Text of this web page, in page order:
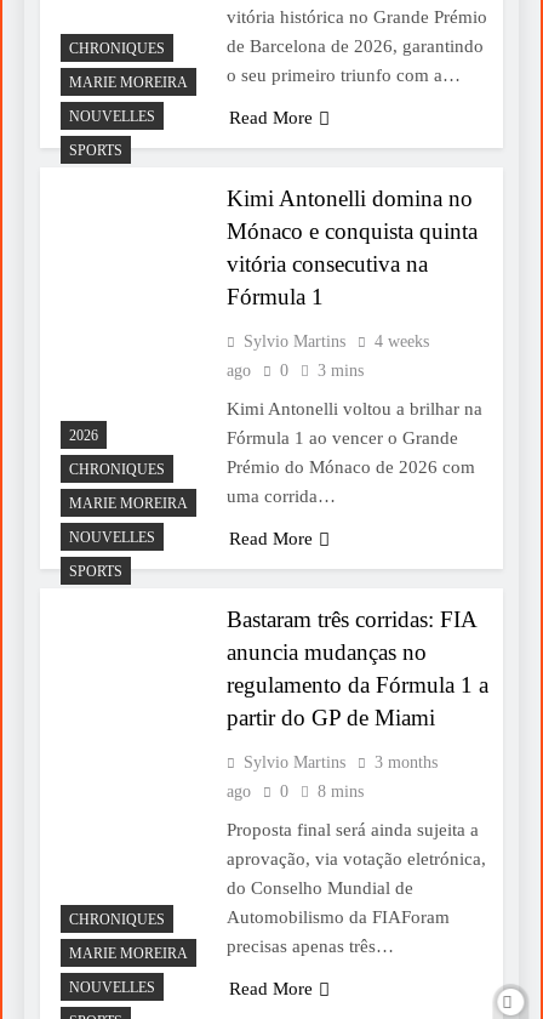
vitória histórica no Grande Prémio
de Barcelona de 2026, garantindo
o seu primeiro triunfo com a…
Read More
CHRONIQUES
MARIE MOREIRA
NOUVELLES
SPORTS
Kimi Antonelli domina no
Mónaco e conquista quinta
vitória consecutiva na
Fórmula 1
Sylvio Martins
4 weeks
ago
0 3 mins
Kimi Antonelli voltou a brilhar na
Fórmula 1 ao vencer o Grande
Prémio do Mónaco de 2026 com
uma corrida…
Read More
2026
CHRONIQUES
MARIE MOREIRA
NOUVELLES
SPORTS
Bastaram três corridas: FIA
anuncia mudanças no
regulamento da Fórmula 1 a
partir do GP de Miami
Sylvio Martins
3 months
ago
0 8 mins
Proposta final será ainda sujeita a
aprovação, via votação eletrónica,
do Conselho Mundial de
Automobilismo da FIAForam
precisas apenas três…
Read More
CHRONIQUES
MARIE MOREIRA
NOUVELLES